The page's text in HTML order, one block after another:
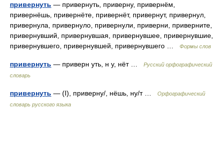
привернуть — привернуть, приверну, привернём,
привернёшь, привернёте, привернёт, привернут, привернул,
привернула, привернуло, привернули, приверни, приверните,
привернувший, привернувшая, привернувшее, привернувшие,
привернувшего, привернувшей, привернувшего …
Формы слов
привернуть — приверн уть, н у, нёт …
Русский орфографический
словарь
привернуть — (I), приверну/, нёшь, ну/т …
Орфографический
словарь русского языка